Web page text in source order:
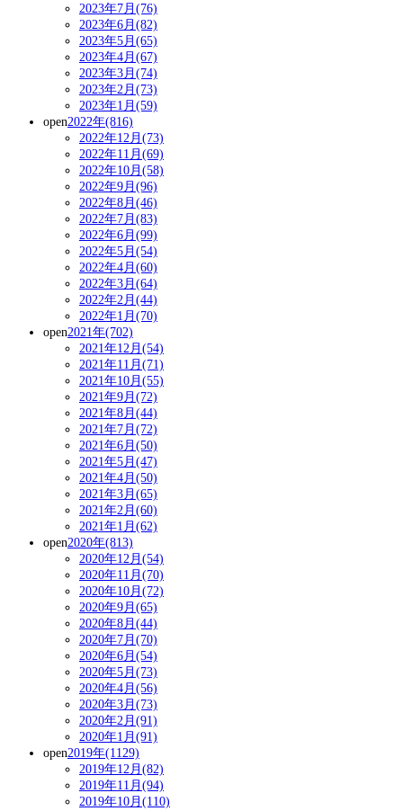
2023年7月(76)
2023年6月(82)
2023年5月(65)
2023年4月(67)
2023年3月(74)
2023年2月(73)
2023年1月(59)
open2022年(816)
2022年12月(73)
2022年11月(69)
2022年10月(58)
2022年9月(96)
2022年8月(46)
2022年7月(83)
2022年6月(99)
2022年5月(54)
2022年4月(60)
2022年3月(64)
2022年2月(44)
2022年1月(70)
open2021年(702)
2021年12月(54)
2021年11月(71)
2021年10月(55)
2021年9月(72)
2021年8月(44)
2021年7月(72)
2021年6月(50)
2021年5月(47)
2021年4月(50)
2021年3月(65)
2021年2月(60)
2021年1月(62)
open2020年(813)
2020年12月(54)
2020年11月(70)
2020年10月(72)
2020年9月(65)
2020年8月(44)
2020年7月(70)
2020年6月(54)
2020年5月(73)
2020年4月(56)
2020年3月(73)
2020年2月(91)
2020年1月(91)
open2019年(1129)
2019年12月(82)
2019年11月(94)
2019年10月(110)